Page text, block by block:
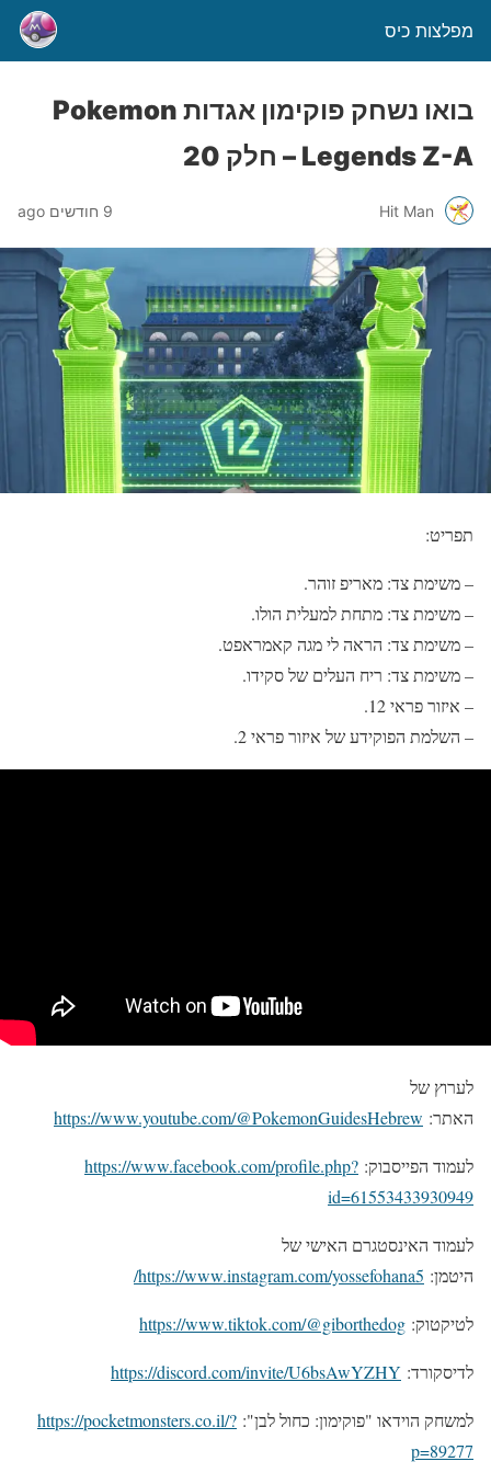
מפלצות כיס
בואו נשחק פוקימון אגדות Pokemon
Legends Z-A – חלק 20
Hit Man 9 חודשים ago
תפריט:
– משימת צד: מאריפ זוהר.
– משימת צד: מתחת למעלית הולו.
– משימת צד: הראה לי מגה קאמראפט.
– משימת צד: ריח העלים של סקידו.
– איזור פראי 12.
– השלמת הפוקידע של איזור פראי 2.
לערוץ של
האתר: https://www.youtube.com/@PokemonGuidesHebrew
לעמוד הפייסבוק: https://www.facebook.com/profile.php?
id=61553433930949
לעמוד האינסטגרם האישי של
היטמן: https://www.instagram.com/yossefohana5/
לטיקטוק: https://www.tiktok.com/@giborthedog
לדיסקורד: https://discord.com/invite/U6bsAwYZHY
למשחק הוידאו "פוקימון: כחול לבן": https://pocketmonsters.co.il/?
p=89277